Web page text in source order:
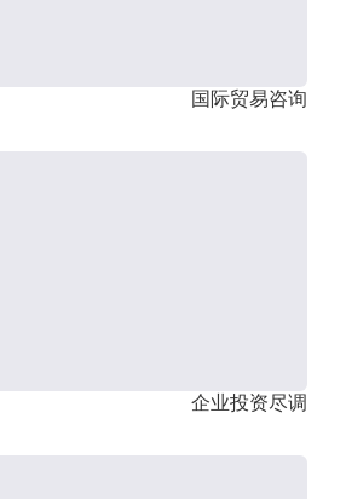
国际贸易咨询
企业投资尽调